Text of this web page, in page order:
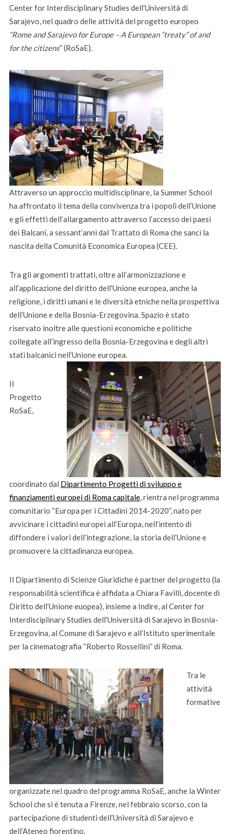
Center for Interdisciplinary Studies dell’Università di
Sarajevo, nel quadro delle attività del progetto europeo
“Rome and Sarajevo for Europe – A European “treaty” of and
for the citizens” (RoSaE).
Attraverso un approccio multidisciplinare, la Summer School
ha affrontato il tema della convivenza tra i popoli dell’Unione
e gli effetti dell’allargamento attraverso l’accesso dei paesi
dei Balcani, a sessant’anni dal Trattato di Roma che sancì la
nascita della Comunità Economica Europea (CEE).
Tra gli argomenti trattati, oltre all’armonizzazione e
all’applicazione del diritto dell’Unione europea, anche la
religione, i diritti umani e le diversità etniche nella prospettiva
dell’Unione e della Bosnia-Erzegovina. Spazio è stato
riservato inoltre alle questioni economiche e politiche
collegate all’ingresso della Bosnia-Erzegovina e degli altri
stati balcanici nell’Unione europea.
Il
Progetto
RoSaE,
coordinato dal Dipartimento Progetti di sviluppo e
finanziamenti europei di Roma capitale, rientra nel programma
comunitario “Europa per i Cittadini 2014-2020”, nato per
avvicinare i cittadini europei all’Europa, nell’intento di
diffondere i valori dell’integrazione, la storia dell’Unione e
promuovere la cittadinanza europea.
Il Dipartimento di Scienze Giuridiche è partner del progetto (la
responsabilità scientifica è affidata a Chiara Favilli, docente di
Diritto dell’Unione euopea), insieme a Indire, al Center for
Interdisciplinary Studies dell’Università di Sarajevo in Bosnia-
Erzegovina, al Comune di Sarajevo e all’Istituto sperimentale
per la cinematografia “Roberto Rossellini” di Roma.
Tra le
attività
formative
organizzate nel quadro del programma RoSaE, anche la Winter
School che si è tenuta a Firenze, nel febbraio scorso, con la
partecipazione di studenti dell’Università di Sarajevo e
dell’Ateneo fiorentino.